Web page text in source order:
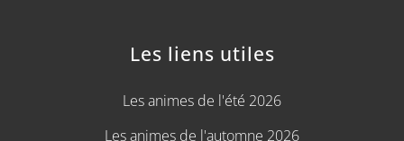
Les liens utiles
Les animes de l'été 2026
Les animes de l'automne 2026